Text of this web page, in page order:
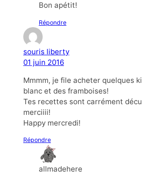
Bon apétit!
Répondre
souris liberty
01 juin 2016
Mmmm, je file acheter quelques
blanc et des framboises!
Tes recettes sont carrément
merciiii!
Happy mercredi!
Répondre
allmadehere